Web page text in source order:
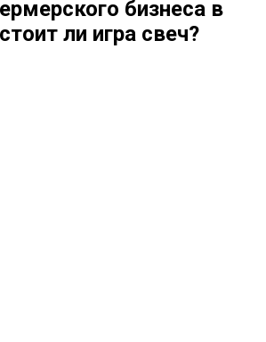
бизнеса в
ли игра свеч?